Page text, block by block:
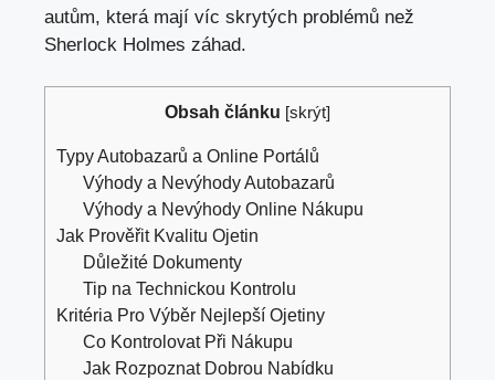
autům, která mají víc skrytých problémů než
Sherlock Holmes záhad.
Obsah článku [skrýt]
Typy Autobazarů a Online Portálů
Výhody a Nevýhody Autobazarů
Výhody a Nevýhody Online Nákupu
Jak Prověřit Kvalitu Ojetin
Důležité Dokumenty
Tip na Technickou Kontrolu
Kritéria Pro Výběr Nejlepší Ojetiny
Co Kontrolovat Při Nákupu
Jak Rozpoznat Dobrou Nabídku